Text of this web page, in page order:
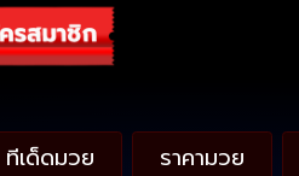
ทีเด็ดมวย ราคามวย